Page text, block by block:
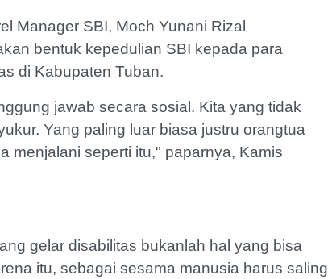
Manager SBI, Moch Yunani Rizal
bentuk kepedulian SBI kepada para
di Kabupaten Tuban.
jawab secara sosial. Kita yang tidak
Yang paling luar biasa justru orangtua
menjalani seperti itu," paparnya, Kamis
gelar disabilitas bukanlah hal yang bisa
itu, sebagai sesama manusia harus saling